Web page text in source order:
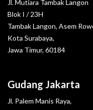
Jl. Mutiara Tambak Langon
Blok I / 23H
Tambak Langon, Asem
Kota Surabaya,
Jawa Timur, 60184
Gudang Jakarta
Jl. Palem Manis Raya,